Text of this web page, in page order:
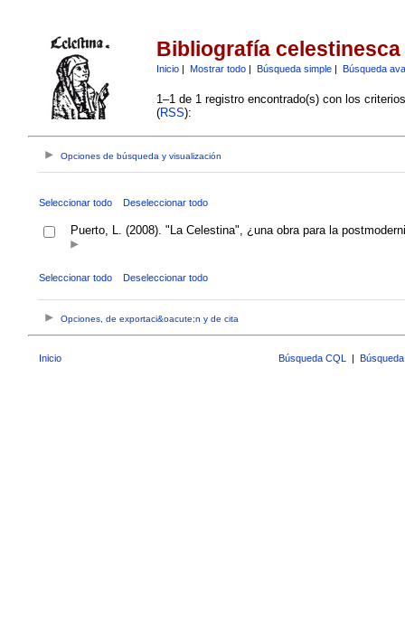
Bibliografía celestinesca
Inicio| Mostrar todo| Búsqueda simple| Búsqueda
1–1 de 1 registro encontrado(s) con los
(RSS):
Opciones de búsqueda y visualización
Seleccionar todo Deseleccionar todo
Puerto, L. (2008). "La Celestina", ¿una obra para la
Seleccionar todo Deseleccionar todo
Opciones, de exportaci&oacute;n y de cita
Inicio Búsqueda CQL |